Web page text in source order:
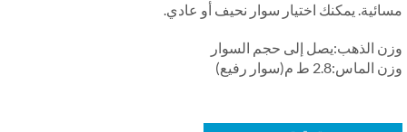
يمكنك اختيار سوار نحيف أو عادي.
الذهب:يصل إلى حجم السوار
ط م(سوار رفيع)